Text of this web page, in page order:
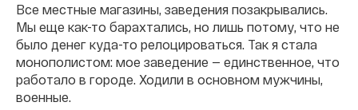
Все местные магазины, заведения позакрывались.
Мы еще как-то барахтались, но лишь потому, что не
было денег куда-то релоцироваться. Так я стала
монополистом: мое заведение — единственное, что
работало в городе. Ходили в основном мужчины,
военные.